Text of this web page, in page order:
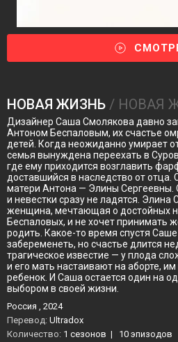
НОВАЯ ЖИЗНЬ / НОВАЯ
Дизайнер Саша Смолякова давно
Антоном Беспаловым, их счастье
детей. Когда неожиданно умирает
семья вынуждена переехать в
где ему приходится возглавить
доставшийся в наследство от отца.
матери Антона — Элины Сергеевны.
и невестки сразу не ладятся. Элина
женщина, мечтающая о достойных
Беспаловых, и не хочет принимать
родить. Какое-то время спустя
забеременеть, но счастье длится
трагическое известие — у плода
и его мать настаивают на аборте,
ребенок. И Саша остается один на
выбором в своей жизни.
Россия , 2024
Перевод: Ultradox
Количество: 1 сезонов | 10 эпизодов